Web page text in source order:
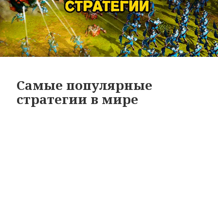
Самые популярные
стратегии в мире